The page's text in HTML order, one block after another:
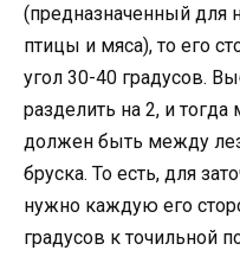
(предназначенный для
птицы и мяса), то его
угол 30-40 градусов.
разделить на 2, и
должен быть между
бруска. То есть, для
нужно каждую его
градусов к точильной